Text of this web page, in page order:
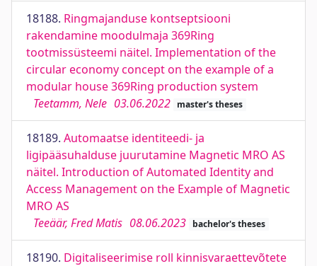
18188. Ringmajanduse kontseptsiooni
rakendamine moodulmaja 369Ring
tootmissüsteemi näitel. Implementation of the
circular economy concept on the example of a
modular house 369Ring production system
Teetamm, Nele 03.06.2022 master's theses
18189. Automaatse identiteedi- ja
ligipääsuhalduse juurutamine Magnetic MRO AS
näitel. Introduction of Automated Identity and
Access Management on the Example of Magnetic
MRO AS
Teeäär, Fred Matis 08.06.2023 bachelor's theses
18190. Digitaliseerimise roll kinnisvaraettevõtete